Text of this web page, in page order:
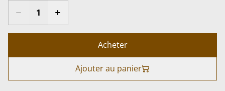
Acheter
Ajouter au panier